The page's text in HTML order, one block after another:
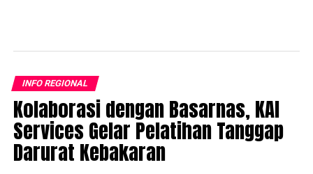
INFO REGIONAL
Kolaborasi dengan Basarnas, KAI
Services Gelar Pelatihan Tanggap
Darurat Kebakaran